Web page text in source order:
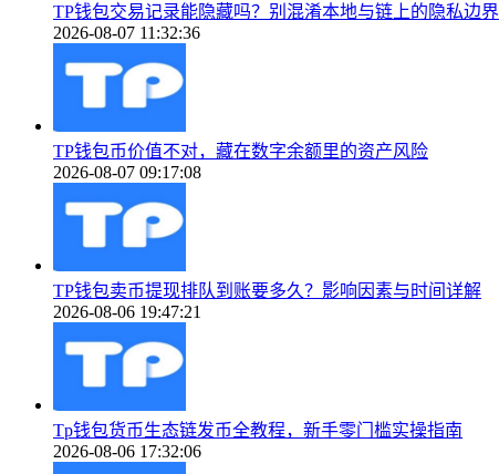
TP钱包交易记录能隐藏吗？别混淆本地与链上的隐私边界
2026-08-07 11:32:36
TP钱包币价值不对，藏在数字余额里的资产风险
2026-08-07 09:17:08
TP钱包卖币提现排队到账要多久？影响因素与时间详解
2026-08-06 19:47:21
Tp钱包货币生态链发币全教程，新手零门槛实操指南
2026-08-06 17:32:06